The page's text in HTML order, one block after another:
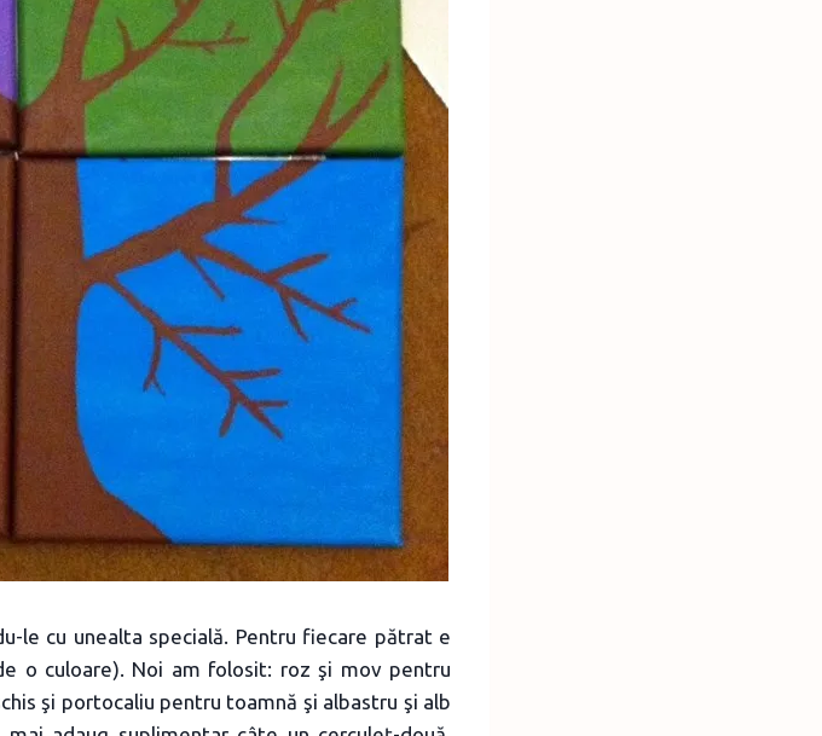
le cu unealta specială. Pentru fiecare pătrat e
o culoare). Noi am folosit: roz şi mov pentru
şi portocaliu pentru toamnă şi albastru şi alb